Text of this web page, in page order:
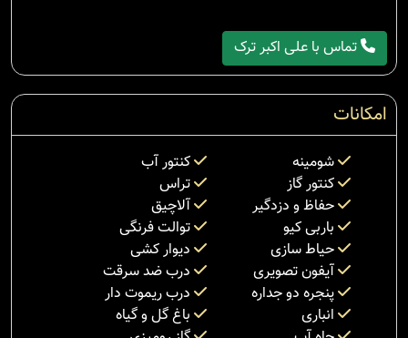
تماس با علی اکبر ترک
امکانات
شومینه
کنتور آب
کنتور گاز
تراس
حفاظ و دزدگیر
آلاچیق
باربی کیو
توالت فرنگی
حیاط سازی
دیوار کشی
آیفون تصویری
درب ضد سرقت
پنجره دو جداره
درب ریموت دار
انباری
باغ گل و گیاه